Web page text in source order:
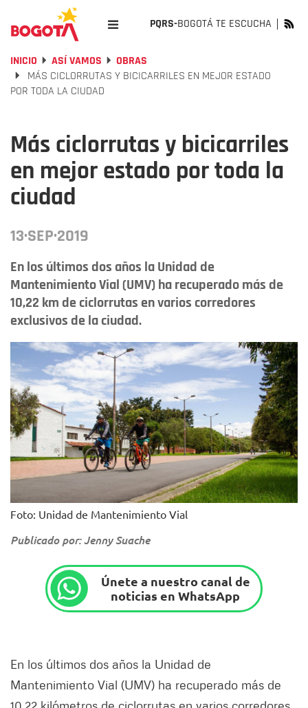
PQRS-BOGOTÁ TE ESCUCHA
INICIO ASÍ VAMOS
OBRAS
MÁS CICLORRUTAS Y BICICARRILES EN MEJOR ESTADO
POR TODA LA CIUDAD
Más ciclorrutas y bicicarriles
en mejor estado por toda la
ciudad
13·SEP·2019
En los últimos dos años la Unidad de
Mantenimiento Vial (UMV) ha recuperado más de
10,22 km de ciclorrutas en varios corredores
exclusivos de la ciudad.
Foto: Unidad de Mantenimiento Vial
Publicado por: Jenny Suache
Únete a nuestro canal de
noticias en WhatsApp
En los últimos dos años la Unidad de
Mantenimiento Vial (UMV) ha recuperado más de